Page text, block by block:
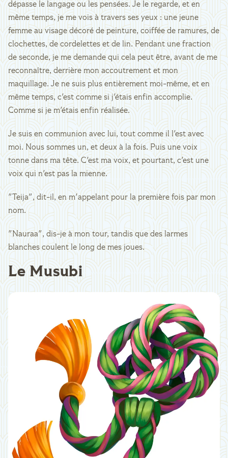
dépasse le langage ou les pensées. Je le regarde, et en
même temps, je me vois à travers ses yeux : une jeune
femme au visage décoré de peinture, coiffée de ramures, de
clochettes, de cordelettes et de lin. Pendant une fraction
de seconde, je me demande qui cela peut être, avant de me
reconnaître, derrière mon accoutrement et mon
maquillage. Je ne suis plus entièrement moi-même, et en
même temps, c'est comme si j'étais enfin accomplie.
Comme si je m'étais enfin réalisée.
Je suis en communion avec lui, tout comme il l'est avec
moi. Nous sommes un, et deux à la fois. Puis une voix
tonne dans ma tête. C'est ma voix, et pourtant, c'est une
voix qui n'est pas la mienne.
"Teija", dit-il, en m'appelant pour la première fois par mon
nom.
"Nauraa", dis-je à mon tour, tandis que des larmes
blanches coulent le long de mes joues.
Le Musubi